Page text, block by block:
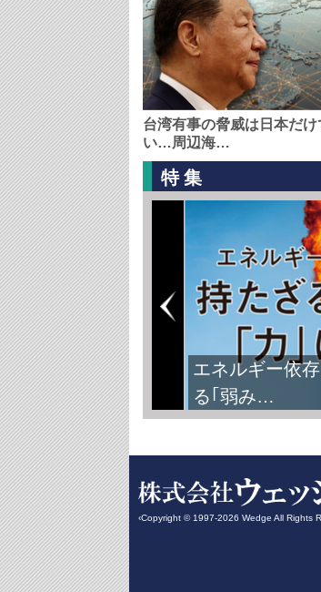
台湾有事の脅威は日本だけ
い…周辺海…
特集
エネルギー依
る｢弱み…
‹Copyright © 1997-2026 Wedge All Rights